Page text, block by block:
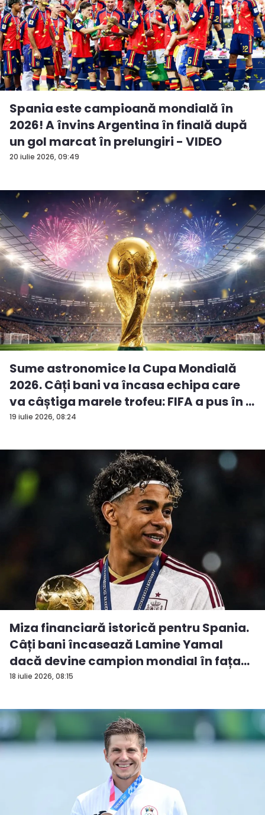
20 iulie 2026, 09:49
Spania este campioană mondială în
2026! A învins Argentina în finală după
un gol marcat în prelungiri - VIDEO
19 iulie 2026, 08:24
Sume astronomice la Cupa Mondială
2026. Câți bani va încasa echipa care
va câștiga marele trofeu: FIFA a pus în ...
18 iulie 2026, 08:15
Miza financiară istorică pentru Spania.
Câți bani încasează Lamine Yamal
dacă devine campion mondial în fața...